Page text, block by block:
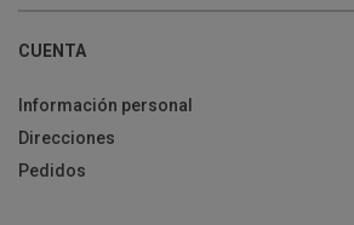
CUENTA
Información personal
Direcciones
Pedidos